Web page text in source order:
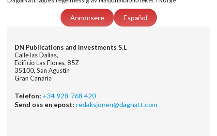
Annonsere Español
DN Publications and Investments S.L
Calle las Dalias,
Edificio Las Flores, 85Z
35100, San Agustin
Gran Canaria
Telefon: +34 928 768 420
Send oss en epost: redaksjonen@dagnatt.com